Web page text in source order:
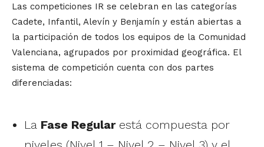
Las competiciones IR se celebran en las categorías
Cadete, Infantil, Alevín y Benjamín y están abiertas a
la participación de todos los equipos de la Comunidad
Valenciana, agrupados por proximidad geográfica. El
sistema de competición cuenta con dos partes
diferenciadas:
La Fase Regularestá compuesta por